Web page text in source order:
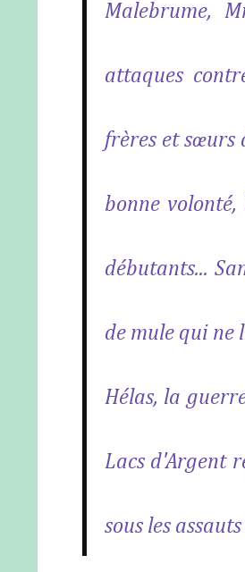
Malebrume,
attaques
frères et sœurs
bonne
débutants...
de mule qui ne
Hélas, la
Lacs d'Argent
sous les